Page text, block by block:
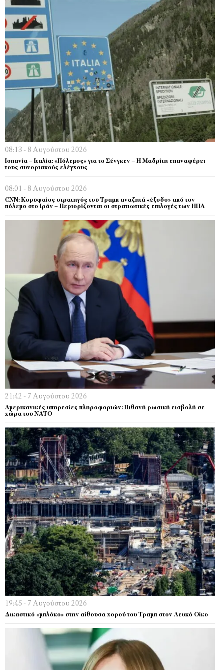
08:13 - 8 Αυγούστου 2026
Ισπανία – Ιταλία: «Πόλεμος» για το Σένγκεν – Η Μαδρίτη επαναφέρει
τους συνοριακούς ελέγχους
08:01 - 8 Αυγούστου 2026
CNN: Κορυφαίος στρατηγός του Τραμπ αναζητά «έξοδο» από τον
πόλεμο στο Ιράν – Περιορίζονται οι στρατιωτικές επιλογές των ΗΠΑ
21:42 - 7 Αυγούστου 2026
Αμερικανικές υπηρεσίες πληροφοριών: Πιθανή ρωσική εισβολή σε
χώρα του ΝΑΤΟ
19:45 - 7 Αυγούστου 2026
Δικαστικό «μπλόκο» στην αίθουσα χορού του Τραμπ στον Λευκό Οίκο